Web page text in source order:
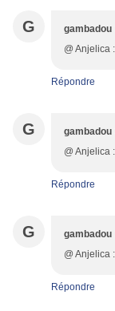
G gambadou
@ Anjelica
Répondre
G gambadou
@ Anjelica
Répondre
G gambadou
@ Anjelica
Répondre